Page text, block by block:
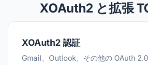
XOAuth2 と拡張
XOAuth2 認証
Gmail、Outlook、その他の OAuth